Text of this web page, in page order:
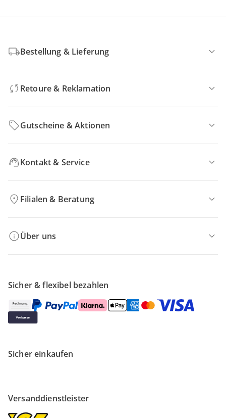
Bestellung & Lieferung
Retoure & Reklamation
Gutscheine & Aktionen
Kontakt & Service
Filialen & Beratung
Über uns
Sicher & flexibel bezahlen
Sicher einkaufen
Versanddienstleister